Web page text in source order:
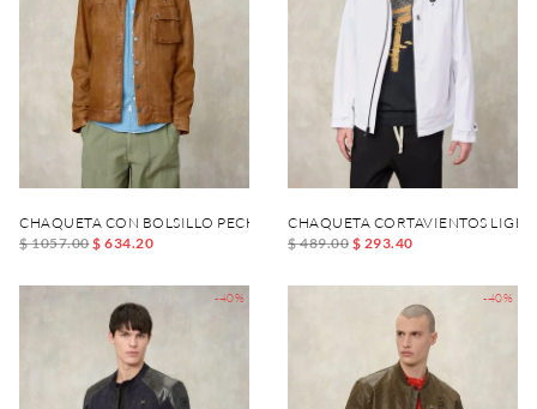
CHAQUETA CON BOLSILLO PECHO JESHURUN
$ 1057.00$ 634.20
CHAQUETA CORTAVIENTOS
$ 489.00 $ 293.40
-40% -40%